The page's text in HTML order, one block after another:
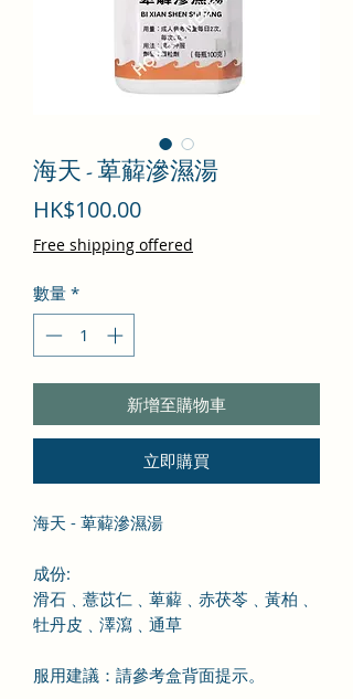
海天 - 萆薢滲濕湯
HK$100.00價
格
Free shipping offered
數量 *
新增至購物車
立即購買
海天 - 萆薢滲濕湯
成份:
滑石 ﹑薏苡仁 ﹑萆薢 ﹑赤茯苓 ﹑黃柏
牡丹皮 ﹑澤瀉 ﹑通草
服用建議：請參考盒背面提示。